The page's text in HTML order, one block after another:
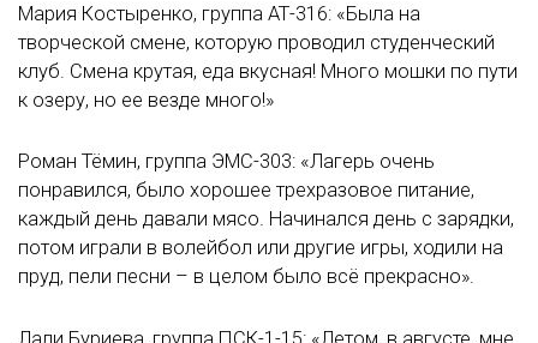
Мария Костыренко, группа АТ-316: «Была на
творческой смене, которую проводил студенческий
клуб. Смена крутая, еда вкусная! Много мошки по пути
к озеру, но ее везде много!»
Роман Тёмин, группа ЭМС-303: «Лагерь очень
понравился, было хорошее трехразовое питание,
каждый день давали мясо. Начинался день с зарядки,
потом играли в волейбол или другие игры, ходили на
пруд, пели песни – в целом было всё прекрасно».
Лали Буриева, группа ПСК-1-15: «Летом, в августе, мне